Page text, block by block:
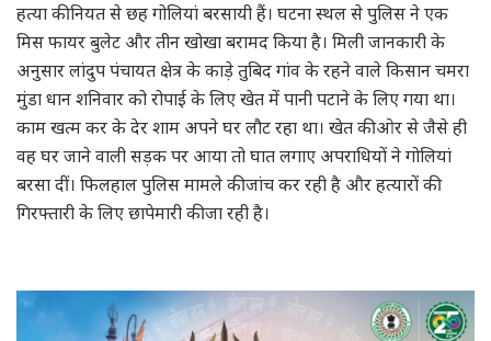
हत्या की नियत से छह गोलियां बरसायी हैं। घटना स्थल से पुलिस ने एक
मिस फायर बुलेट और तीन खोखा बरामद किया है। मिली जानकारी के
अनुसार लांदुप पंचायत क्षेत्र के काड़े तुबिद गांव के रहने वाले किसान चमरा
मुंडा धान शनिवार को रोपाई के लिए खेत में पानी पटाने के लिए गया था।
काम खत्म कर के देर शाम अपने घर लौट रहा था। खेत की ओर से जैसे ही
वह घर जाने वाली सड़क पर आया तो घात लगाए अपराधियों ने गोलियां
बरसा दीं। फिलहाल पुलिस मामले की जांच कर रही है और हत्यारों की
गिरफ्तारी के लिए छापेमारी की जा रही है।